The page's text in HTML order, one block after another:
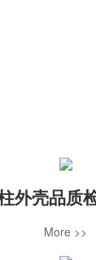
外壳品质
More >>